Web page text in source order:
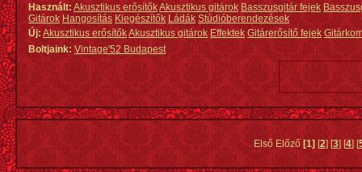
Használt: Akusztikus erősítőkAkusztikus gitárok Basszusgitár fejek
Gitárok Hangosítás Kiegészítők Ládák Stúdióberendezések
Új:Akusztikus erősítőkAkusztikus gitárok Effektek Gitárerősítő fejek
Boltjaink: Vintage'52 Budapest
Első Előző [1][2] [3] [4] [